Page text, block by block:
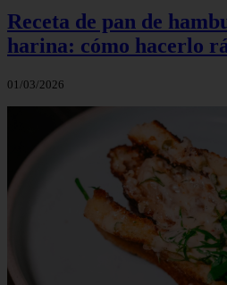
Receta de pan de
harina: cómo hacerlo
01/03/2026